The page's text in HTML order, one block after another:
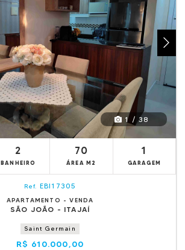
1 / 38
2
BANHEIRO
70
ÁREA M2
1
GARAGEM
Ref. EBI17305
APARTAMENTO - VENDA
SÃO JOÃO - ITAJAÍ
Saint Germain
R$ 610.000,00